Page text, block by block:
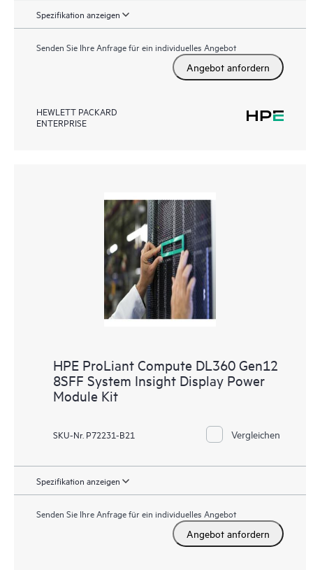
Spezifikation anzeigen
Senden Sie Ihre Anfrage für ein individuelles Angebot
Angebot anfordern
HEWLETT PACKARD
ENTERPRISE
HPE ProLiant Compute DL360 Gen12
8SFF System Insight Display Power
Module Kit
SKU-Nr. P72231-B21 Vergleichen
Spezifikation anzeigen
Senden Sie Ihre Anfrage für ein individuelles Angebot
Angebot anfordern